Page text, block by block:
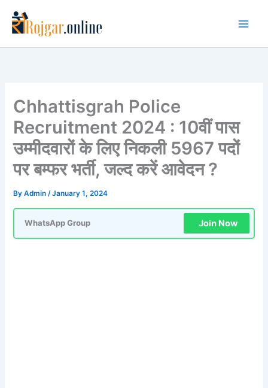
content
Chhattisgrah Police
Recruitment 2024 : 10वीं पास
उम्मीदवारों के लिए निकली 5967 पदों
पर बम्फर भर्ती, जल्द करें आवेदन ?
ByAdmin/January 1, 2024
WhatsApp Group Join Now